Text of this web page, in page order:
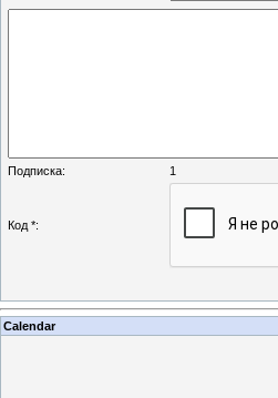
Подписка: 1
Код *:
Calendar